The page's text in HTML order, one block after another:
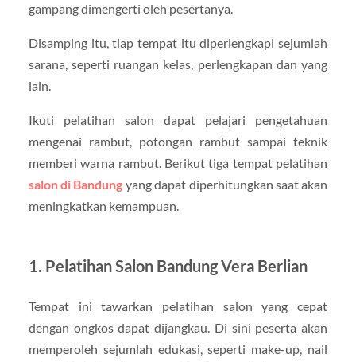
gampang dimengerti oleh pesertanya.
Disamping itu, tiap tempat itu diperlengkapi sejumlah
sarana, seperti ruangan kelas, perlengkapan dan yang
lain.
Ikuti pelatihan salon dapat pelajari pengetahuan
mengenai rambut, potongan rambut sampai teknik
memberi warna rambut. Berikut tiga tempat pelatihan
salon di Bandung yang dapat diperhitungkan saat akan
meningkatkan kemampuan.
1. Pelatihan Salon Bandung Vera Berlian
Tempat ini tawarkan pelatihan salon yang cepat
dengan ongkos dapat dijangkau. Di sini peserta akan
memperoleh sejumlah edukasi, seperti make-up, nail